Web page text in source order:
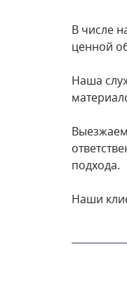
В числе
ценной
Наша
подхода.
Наши